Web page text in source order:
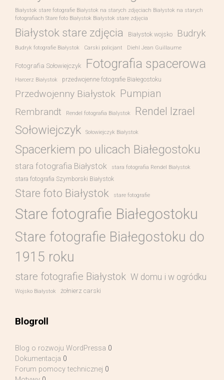
Białystok stare fotografie Białystok na starych zdjęciach Białystok na starych
fotografiach Stare foto Białystok Białystok stare zdjęcia
Białystok stare zdjęcia Białystok wojsko Budryk
Budryk fotografie Białystok Carski policjant Diehl Jean Guillaume
Fotografia Sołowiejczyk Fotografia spacerowa
Harcerz Białystok przedwojenne fotografie Białegostoku
Przedwojenny Białystok Pumpian
Rembrandt Rendel fotografia Bialystok Rendel Izrael
Sołowiejczyk Sołowiejczyk Białystok
Spacerkiem po ulicach Białegostoku
stara fotografia Białystok stara fotografia Rendel Białystok
stara fotografia Szymborski Białystok
Stare foto Białystok stare fotografie
Stare fotografie Białegostoku
Stare fotografie Białegostoku do
1915 roku
stare fotografie Białystok W domu i w ogródku
Wojsko Białystok żołnierz carski
Blogroll
Blog o rozwoju WordPressa 0
Dokumentacja 0
Forum pomocy technicznej 0